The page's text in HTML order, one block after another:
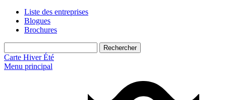
Liste des entreprises
Blogues
Brochures
Carte Hiver Été
Menu principal